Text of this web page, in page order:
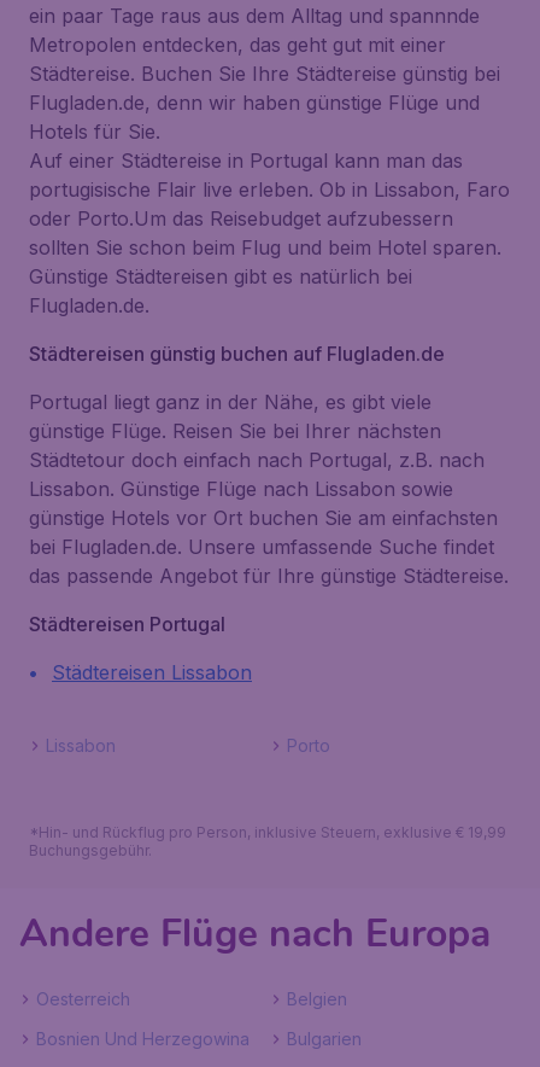
ein paar Tage raus aus dem Alltag und spannnde
Metropolen entdecken, das geht gut mit einer
Städtereise. Buchen Sie Ihre Städtereise günstig bei
Flugladen.de, denn wir haben günstige Flüge und
Hotels für Sie.
Auf einer Städtereise in Portugal kann man das
portugisische Flair live erleben. Ob in Lissabon, Faro
oder Porto.Um das Reisebudget aufzubessern
sollten Sie schon beim Flug und beim Hotel sparen.
Günstige Städtereisen gibt es natürlich bei
Flugladen.de.
Städtereisen günstig buchen auf Flugladen.de
Portugal liegt ganz in der Nähe, es gibt viele
günstige Flüge. Reisen Sie bei Ihrer nächsten
Städtetour doch einfach nach Portugal, z.B. nach
Lissabon. Günstige Flüge nach Lissabon sowie
günstige Hotels vor Ort buchen Sie am einfachsten
bei Flugladen.de. Unsere umfassende Suche findet
das passende Angebot für Ihre günstige Städtereise.
Städtereisen Portugal
Städtereisen Lissabon
Lissabon Porto
*Hin- und Rückflug pro Person, inklusive Steuern, exklusive € 19,99
Buchungsgebühr.
Andere Flüge nach Europa
Oesterreich
Belgien
Bosnien Und Herzegowina
Bulgarien